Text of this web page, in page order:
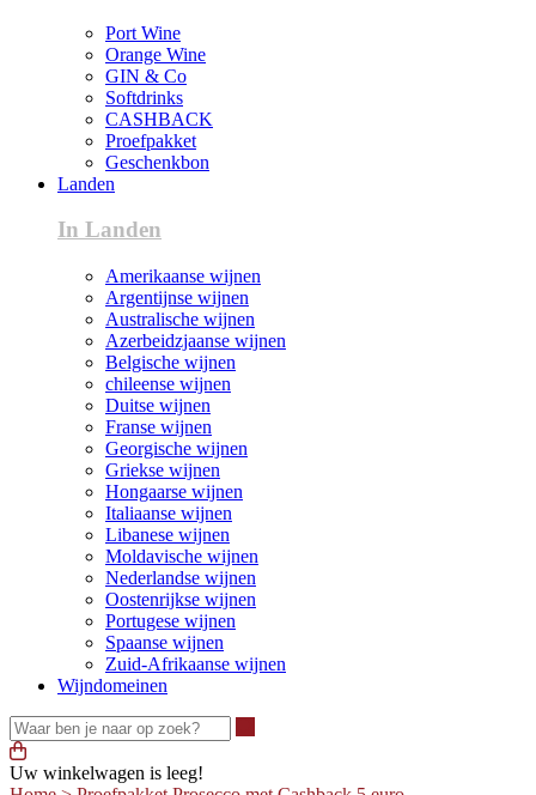
Port Wine
Orange Wine
GIN & Co
Softdrinks
CASHBACK
Proefpakket
Geschenkbon
Landen
In Landen
Amerikaanse wijnen
Argentijnse wijnen
Australische wijnen
Azerbeidzjaanse wijnen
Belgische wijnen
chileense wijnen
Duitse wijnen
Franse wijnen
Georgische wijnen
Griekse wijnen
Hongaarse wijnen
Italiaanse wijnen
Libanese wijnen
Moldavische wijnen
Nederlandse wijnen
Oostenrijkse wijnen
Portugese wijnen
Spaanse wijnen
Zuid-Afrikaanse wijnen
Wijndomeinen
Uw winkelwagen is leeg!